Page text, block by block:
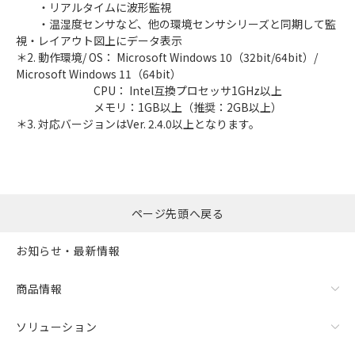
・リアルタイムに波形監視
・温湿度センサなど、他の環境センサシリーズと同期して監
視・レイアウト図上にデータ表示
＊2. 動作環境/ OS： Microsoft Windows 10（32bit/64bit）/
Microsoft Windows 11（64bit）
CPU： Intel互換プロセッサ1GHz以上
メモリ：1GB以上（推奨：2GB以上）
＊3. 対応バージョンはVer. 2.4.0以上となります。
ページ先頭へ戻る
お知らせ・最新情報
商品情報
ソリューション